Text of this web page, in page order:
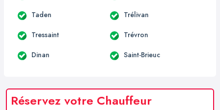
Taden Trélivan
Tressaint Trévron
Dinan Saint-Brieuc
Réservez votre Chauffeur